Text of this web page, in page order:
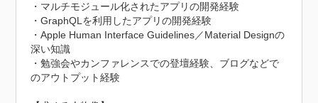
・マルチモジュール化されたアプリの開発経験
・GraphQLを利用したアプリの開発経験
・Apple Human Interface Guidelines／Material Designの
深い知識
・勉強会やカンファレンスでの登壇経験、ブログなどで
のアウトプット経験